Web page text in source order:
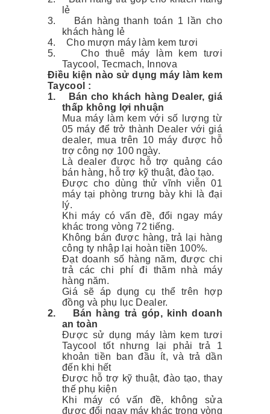
lẻ
3.
Bán hàng thanh toán 1 lần cho
khách hàng lẻ
4.
Cho mượn máy làm kem tươi
5.
Cho thuê máy làm kem tươi
Taycool, Tecmach, Innova
Điều kiện nào sử dụng máy làm kem
Taycool :
1.
Bán cho khách hàng Dealer, giá
thấp không lợi nhuận
Mua máy làm kem với số lượng từ
05 máy để trở thành Dealer với giá
dealer, mua trên 10 máy được hỗ
trợ công nợ 100 ngày.
Là dealer được hỗ trợ quảng cáo
bán hàng, hỗ trợ kỹ thuật, đào tạo.
Được cho dùng thử vĩnh viễn 01
máy tại phòng trưng bày khi là đại
lý.
Khi máy có vấn đề, đổi ngay máy
khác trong vòng 72 tiếng.
Không bán được hàng, trả lại hàng
công ty nhập lại hoàn tiền 100%.
Đạt doanh số hàng năm, được chi
trả các chi phí đi thăm nhà máy
hàng năm.
Giá sẽ áp dụng cụ thể trên hợp
đồng và phụ lục Dealer.
2.
Bán hàng trả góp, kinh doanh
an toàn
Được sử dụng máy làm kem tươi
Taycool tốt nhưng lại phải trả 1
khoản tiền ban đầu ít, và trả dần
đến khi hết
Được hỗ trợ kỹ thuật, đào tạo, thay
thế phụ kiện
Khi máy có vấn đề, không sửa
được đổi ngay máy khác trong vòng